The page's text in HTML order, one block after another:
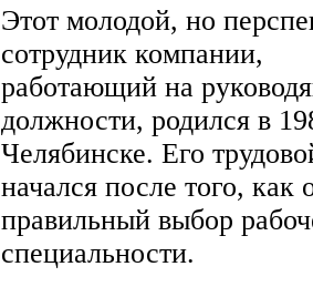
Этот молодой, но
сотрудник компании,
работающий на
должности, родился в
Челябинске. Его
начался после того, как
правильный выбор
специальности.